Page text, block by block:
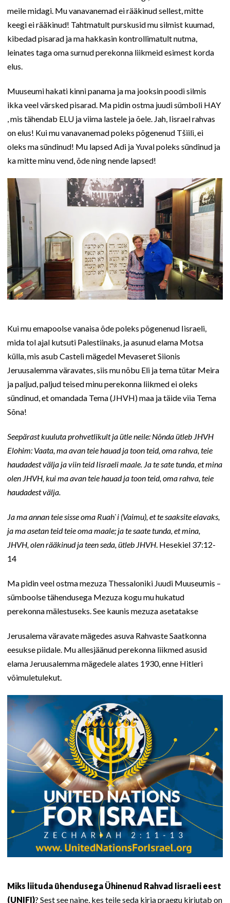
meile midagi. Mu vanavanemad ei rääkinud sellest, mitte
keegi ei rääkinud! Tahtmatult purskusid mu silmist kuumad,
kibedad pisarad ja ma hakkasin kontrollimatult nutma,
leinates taga oma surnud perekonna liikmeid esimest korda
elus.
Muuseumi hakati kinni panama ja ma jooksin poodi silmis
ikka veel värsked pisarad. Ma pidin ostma juudi sümboli HAY
, mis tähendab ELU ja viima lastele ja õele. Jah, Iisrael rahvas
on elus! Kui mu vanavanemad poleks põgenenud Tšiili, ei
oleks ma sündinud! Mu lapsed Adi ja Yuval poleks sündinud ja
ka mitte minu vend, õde ning nende lapsed!
Kui mu emapoolse vanaisa õde poleks põgenenud Iisraeli,
mida tol ajal kutsuti Palestiinaks, ja asunud elama Motsa
külla, mis asub Casteli mägedel Mevaseret Siionis
Jeruusalemma väravates, siis mu nõbu Eli ja tema tütar Meira
ja paljud, paljud teised minu perekonna liikmed ei oleks
sündinud, et omandada Tema (JHVH) maa ja täide viia Tema
Sõna!
Seepärast kuuluta prohvetlikult ja ütle neile: Nõnda ütleb JHVH
Elohim: Vaata, ma avan teie hauad ja toon teid, oma rahva, teie
haudadest välja ja viin teid Iisraeli maale. Ja te sate tunda, et mina
olen JHVH, kui ma avan teie hauad ja toon teid, oma rahva, teie
haudadest välja.
Ja ma annan teie sisse oma Ruah`i (Vaimu), et te saaksite elavaks,
ja ma asetan teid teie oma maale; ja te saate tunda, et mina,
JHVH, olen rääkinud ja teen seda, ütleb JHVH. Hesekiel 37:12-
14
Ma pidin veel ostma mezuza Thessaloniki Juudi Muuseumis –
sümboolse tähendusega Mezuza kogu mu hukatud
perekonna mälestuseks. See kaunis mezuza asetatakse
Jerusalema väravate mägedes asuva Rahvaste Saatkonna
eesukse piidale. Mu allesjäänud perekonna liikmed asusid
elama Jeruusalemma mägedele alates 1930, enne Hitleri
võimuletulekut.
Miks liituda ühendusega Ühinenud Rahvad Iisraeli eest
(UNIFI)? Sest see naine, kes teile seda kirja praegu kirjutab on